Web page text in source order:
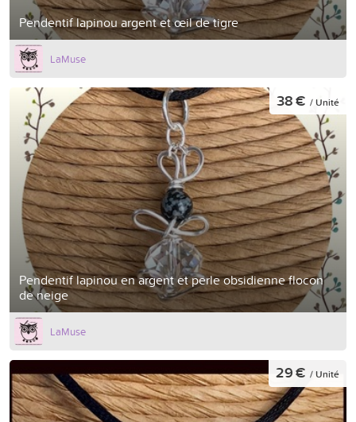
Pendentif lapinou argent et œil de tigre
LaMuse
Pendentif lapinou en argent et perle obsidienne flocon
de neige
38 € / Unité
LaMuse
29 € / Unité